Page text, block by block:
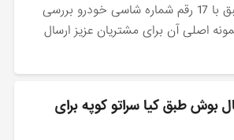
تمامی قطعات منطبق با 17 رقم شماره شاسی خودرو بررسی
اصلی آن برای مشتریان عزیز ارسال
بوش طبق کیا سراتو کوپه برای